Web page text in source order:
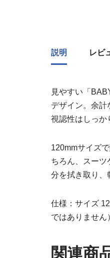
説明 レビ
見やすい「
デザイン。余計
視認性はしっか
120mmサイズ
ちろん、スーツ
分を拭き取り、
仕様：サイズ
ではありません
関連商